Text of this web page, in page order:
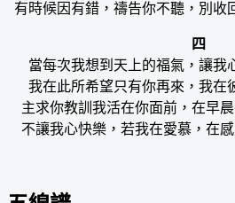
有時候因有錯，禱告你不聽，別收
四
當每次我想到天上的福氣，讓我
我在此所希望只有你再來，我在
主求你教訓我活在你面前，在早
不讓我心快樂，若我在愛慕，在